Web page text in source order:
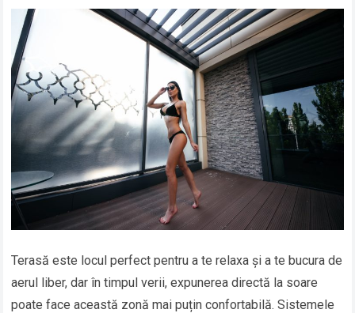
Terasă este locul perfect pentru a te relaxa și a te bucura de
aerul liber, dar în timpul verii, expunerea directă la soare
poate face această zonă mai puțin confortabilă. Sistemele